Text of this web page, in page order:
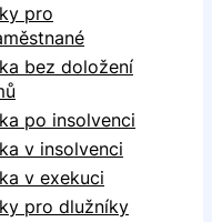
pro
bez doložení
po insolvenci
v insolvenci
v exekuci
pro dlužníky